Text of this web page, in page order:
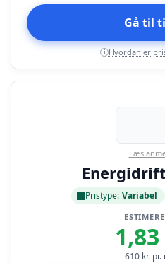
Gå til
i Hvordan er
Læs
Pristype: Variabel
1,83
610 kr.